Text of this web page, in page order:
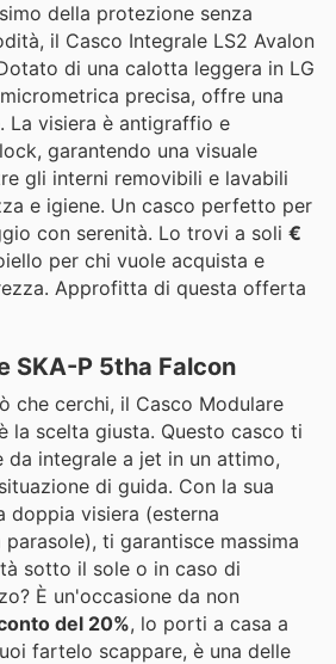
della protezione senza
il Casco Integrale LS2 Avalon
di una calotta leggera in LG
precisa, offre una
La visiera è antigraffio e
garantendo una visuale
gli interni removibili e lavabili
e igiene. Un casco perfetto per
con serenità. Lo trovi a soli €
per chi vuole acquista e
Approfitta di questa offerta
SKA-P 5tha Falcon
che cerchi, il Casco Modulare
la scelta giusta. Questo casco ti
da integrale a jet in un attimo,
di guida. Con la sua
doppia visiera (esterna
ti garantisce massima
sotto il sole o in caso di
È un'occasione da non
del 20%, lo porti a casa a
fartelo scappare, è una delle